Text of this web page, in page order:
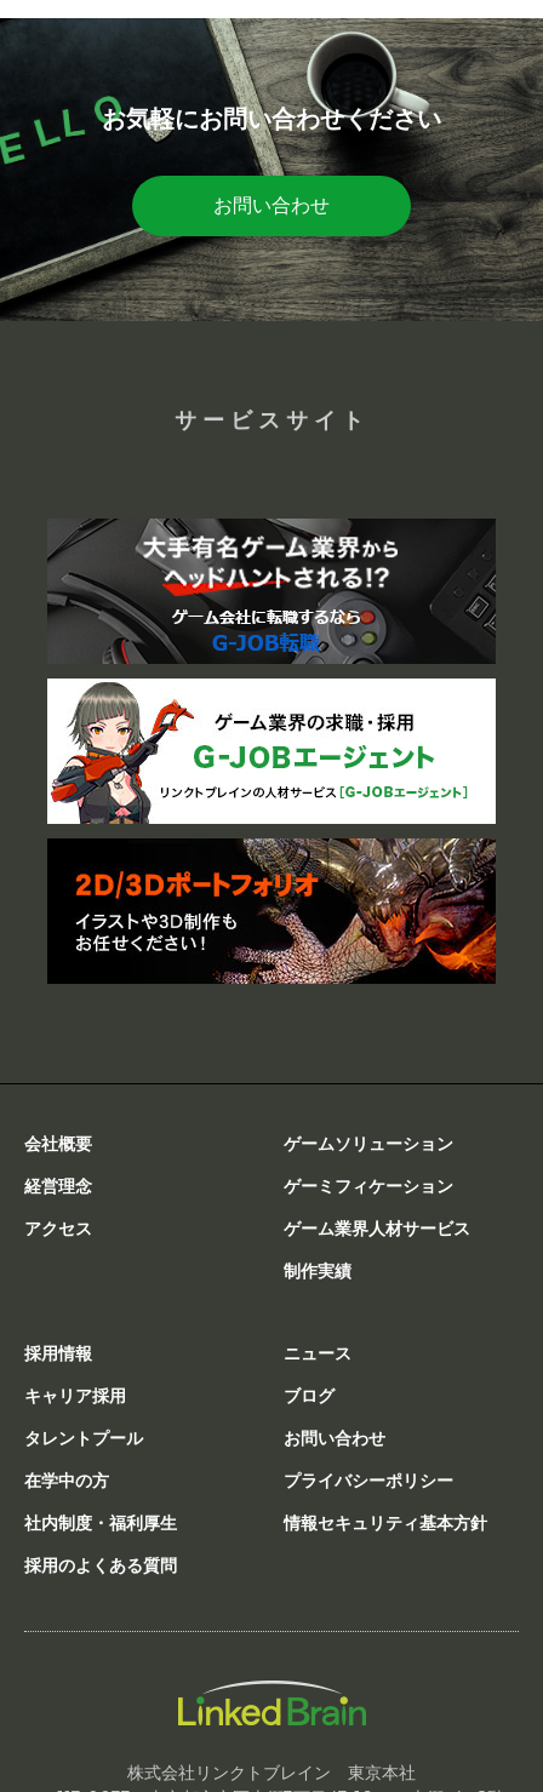
お気軽にお問い合わせください
お問い合わせ
サービスサイト
会社概要
経営理念
アクセス
ゲームソリューション
ゲーミフィケーション
ゲーム業界人材サービス
制作実績
採用情報
キャリア採用
タレントプール
在学中の方
社内制度・福利厚生
採用のよくある質問
ニュース
ブログ
お問い合わせ
プライバシーポリシー
情報セキュリティ基本方針
株式会社リンクトブレイン 東京本社